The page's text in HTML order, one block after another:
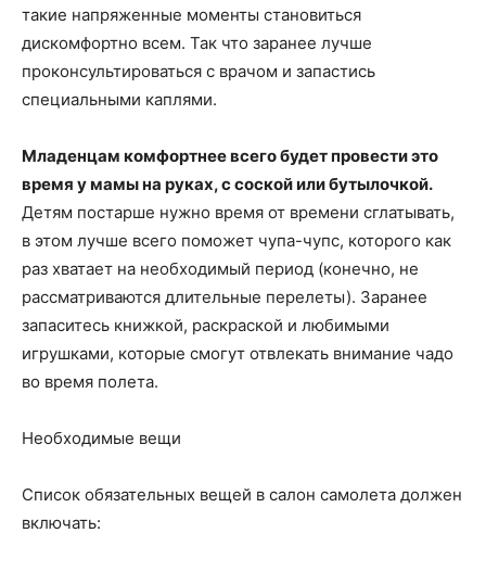
такие напряженные моменты становиться
дискомфортно всем. Так что заранее лучше
проконсультироваться с врачом и запастись
специальными каплями.
Младенцам комфортнее всего будет провести это
время у мамы на руках, с соской или бутылочкой.
Детям постарше нужно время от времени сглатывать,
в этом лучше всего поможет чупа-чупс, которого как
раз хватает на необходимый период (конечно, не
рассматриваются длительные перелеты). Заранее
запаситесь книжкой, раскраской и любимыми
игрушками, которые смогут отвлекать внимание чадо
во время полета.
Необходимые вещи
Список обязательных вещей в салон самолета должен
включать: